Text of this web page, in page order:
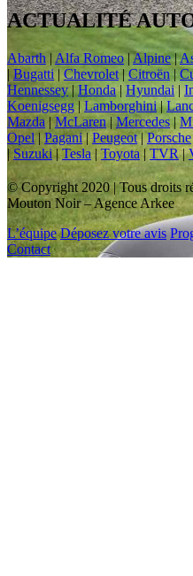
ACTUALITÉ
Abarth | Alfa Romeo|Alpine|
| Bugatti|Chevrolet|Citroën |
Hennessey| Honda| Hyundai |
Koenigsegg|Lamborghini|
Mazda |McLaren|Mercedes |
Opel | Pagani|Peugeot|Porsche
| Suzuki|Tesla| Toyota | TVR|
© Copyright 2020 | Tous droits
Mouton Noir – Agence Arkee
L’équipe Déposez votre avis
Contact